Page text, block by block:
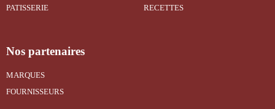
PATISSERIE
RECETTES
Nos partenaires
MARQUES
FOURNISSEURS